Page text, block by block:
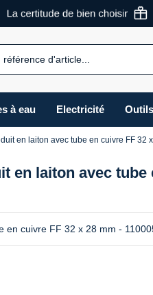
à eau Electricité Outils
en laiton avec tube en cuivre FF 32
en laiton avec tube
en cuivre FF 32 x 28 mm -